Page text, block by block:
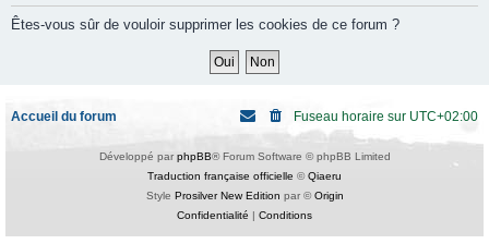
Êtes-vous sûr de vouloir supprimer les cookies de ce forum ?
Accueil du forum Fuseau horaire sur UTC+02:00
Développé par phpBB® Forum Software © phpBB Limited
Traduction française officielle ©Qiaeru
Style Prosilver New Edition par ©Origin
Confidentialité | Conditions